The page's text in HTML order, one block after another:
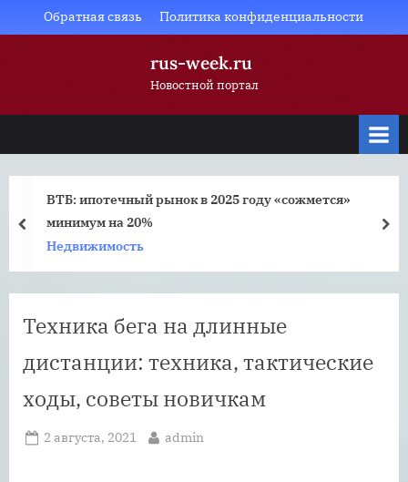
to
Обратная связь Политика конфиденциальности
rus-week.ru
Новостной портал
ВТБ: ипотечный рынок в 2025 году «сожмется»
минимум на 20%
Недвижимость
prev
Техника бега на длинные
дистанции: техника, тактические
ходы, советы новичкам
Posted
2 августа, 2021 By
admin